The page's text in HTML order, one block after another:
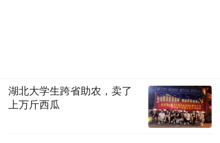
湖北大学生跨省助农，卖了
上万斤西瓜